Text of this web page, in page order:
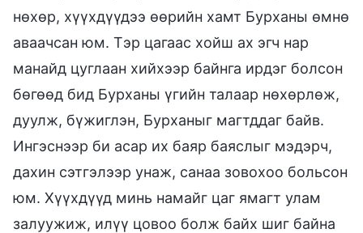
нөхөр, хүүхдүүдээ өөрийн хамт Бурханы өмнө
аваачсан юм. Тэр цагаас хойш ах эгч нар
манайд цуглаан хийхээр байнга ирдэг болсон
бөгөөд бид Бурханы үгийн талаар нөхөрлөж,
дуулж, бүжиглэн, Бурханыг магтддаг байв.
Ингэснээр би асар их баяр баяслыг мэдэрч,
дахин сэтгэлээр унаж, санаа зовохоо больсон
юм. Хүүхдүүд минь намайг цаг ямагт улам
залуужиж, илүү цовоо болж байх шиг байна